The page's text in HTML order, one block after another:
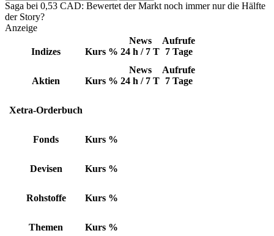
Saga bei 0,53 CAD: Bewertet der Markt noch immer nur die Hälfte
der Story?
Anzeige
Indizes Kurs %
News
24 h / 7 T
Aufrufe
7 Tage
Aktien Kurs %
News
24 h / 7 T
Aufrufe
7 Tage
Xetra-Orderbuch
Fonds Kurs %
Devisen Kurs %
Rohstoffe Kurs %
Themen Kurs %